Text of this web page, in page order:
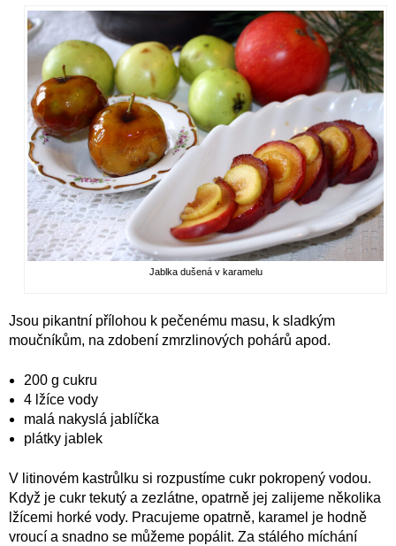
Jablka dušená v karamelu
Jsou pikantní přílohou k pečenému masu, k sladkým
moučníkům, na zdobení zmrzlinových pohárů apod.
200 g cukru
4 lžíce vody
malá nakyslá jablíčka
plátky jablek
V litinovém kastrůlku si rozpustíme cukr pokropený vodou.
Když je cukr tekutý a zezlátne, opatrně jej zalijeme několika
lžícemi horké vody. Pracujeme opatrně, karamel je hodně
vroucí a snadno se můžeme popálit. Za stálého míchání